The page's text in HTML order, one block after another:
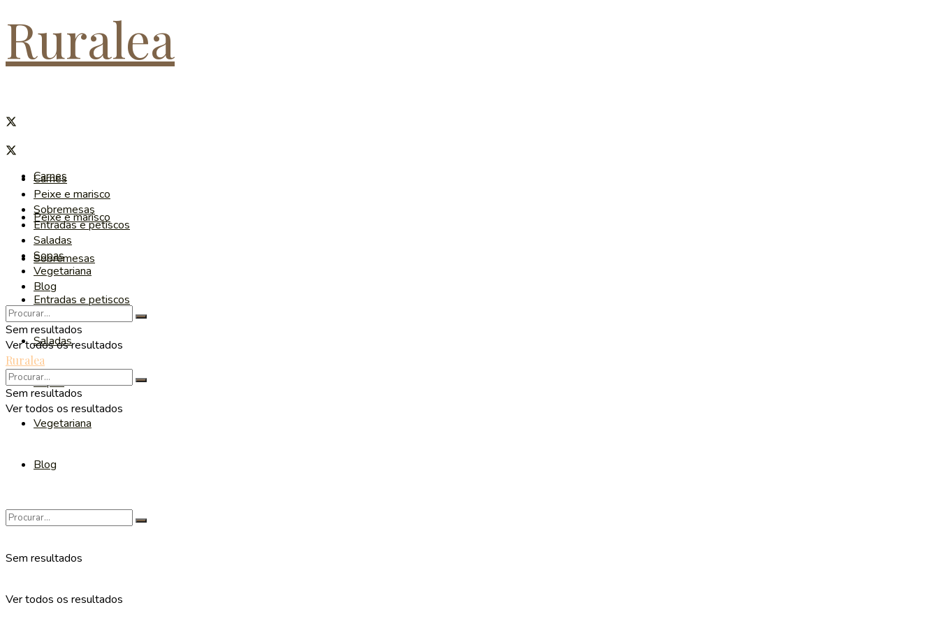
Ruralea
Carnes
Peixe e marisco
Sobremesas
Entradas e petiscos
Saladas
Sopas
Vegetariana
Blog
Sem resultados
Ver todos os resultados
Carnes
Peixe e marisco
Sobremesas
Entradas e petiscos
Saladas
Sopas
Vegetariana
Blog
Sem resultados
Ver todos os resultados
Ruralea
Sem resultados
Ver todos os resultados